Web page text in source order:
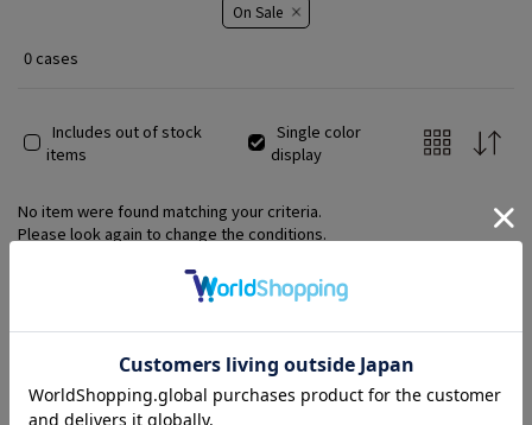
On ​​Sale​​
0 cases
Includes out of stock
items
Single color
display
No item were found matching your criteria.
Please look again to change the conditions.